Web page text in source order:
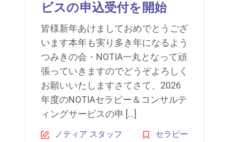
ビスの申込受付を開始
皆様新年あけましておめでとうござ
います本年も実り多き年になるよう
つみきの会・NOTIA一丸となって頑
張っていきますのでどうぞよろしく
お願いいたしますさてさて、2026
年度のNOTIAセラピー＆コンサルテ
ィングサービスの申 […]
ノティア スタッフ セラピー